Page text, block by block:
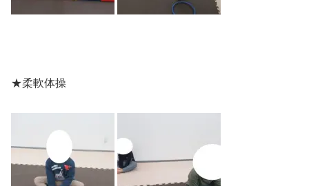
★柔軟体操